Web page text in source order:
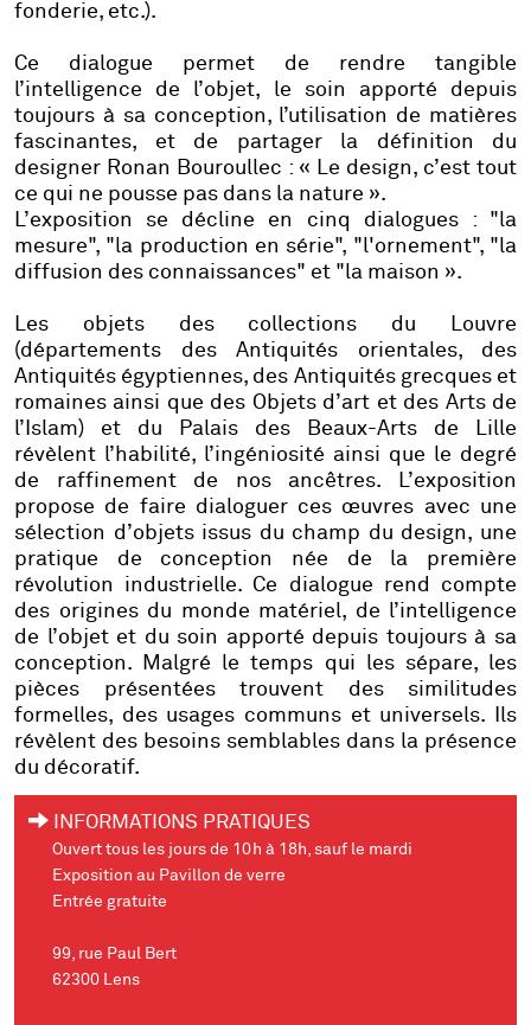
fonderie, etc.).
Ce dialogue permet de rendre tangible
l’intelligence de l’objet, le soin apporté depuis
toujours à sa conception, l’utilisation de matières
fascinantes, et de partager la définition du
designer Ronan Bouroullec : « Le design, c’est tout
ce qui ne pousse pas dans la nature ».
L’exposition se décline en cinq dialogues : "la
mesure", "la production en série", "l'ornement", "la
diffusion des connaissances" et "la maison ».
Les objets des collections du Louvre
(départements des Antiquités orientales, des
Antiquités égyptiennes, des Antiquités grecques et
romaines ainsi que des Objets d’art et des Arts de
l’Islam) et du Palais des Beaux-Arts de Lille
révèlent l’habilité, l’ingéniosité ainsi que le degré
de raffinement de nos ancêtres. L’exposition
propose de faire dialoguer ces œuvres avec une
sélection d’objets issus du champ du design, une
pratique de conception née de la première
révolution industrielle. Ce dialogue rend compte
des origines du monde matériel, de l’intelligence
de l’objet et du soin apporté depuis toujours à sa
conception. Malgré le temps qui les sépare, les
pièces présentées trouvent des similitudes
formelles, des usages communs et universels. Ils
révèlent des besoins semblables dans la présence
du décoratif.
INFORMATIONS PRATIQUES
Ouvert tous les jours de 10h à 18h, sauf le mardi
Exposition au Pavillon de verre
Entrée gratuite
99, rue Paul Bert
62300 Lens